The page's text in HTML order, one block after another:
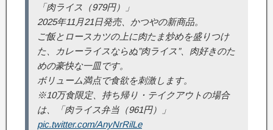
「肉ライス（979円）」
2025年11月21日発売、かつやの新商品。
ご飯とロースカツの上に肉たま炒めを盛りつけ
た、カレーライスならぬ”肉ライス”、肉好きのた
めの豪快な一皿です。
ボリューム満点で食欲を刺激します。
※10万食限定、持ち帰り・テイクアウトの場合
は、「肉ライス弁当（961円）」
pic.twitter.com/AnyNrRilLe